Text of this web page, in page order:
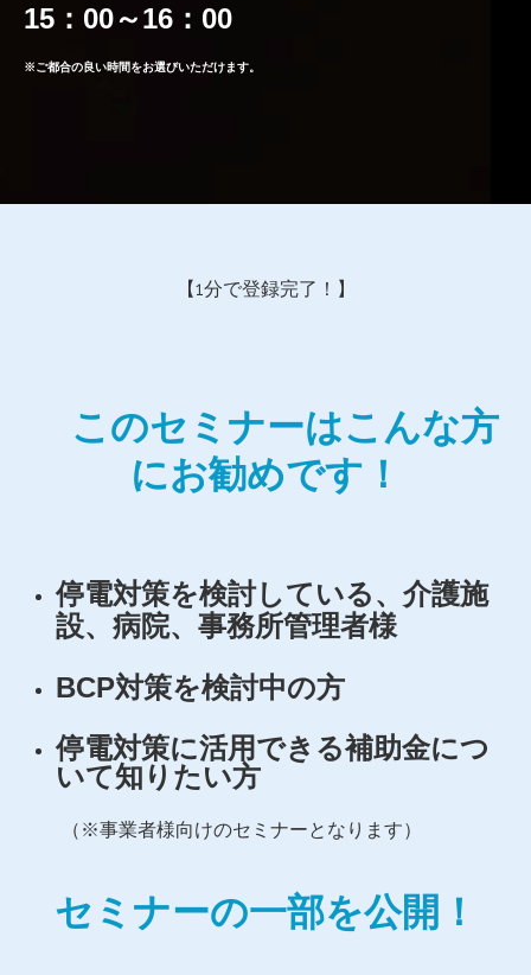
15：00～16：00
※ご都合の良い時間をお選びいただけます。
【1分で登録完了！】
このセミナーはこんな方
にお勧めです！
停電対策を検討している、介護施
設、病院、事務所管理者様
BCP対策を検討中の方
停電対策に活用できる補助金につ
いて知りたい方
（※事業者様向けのセミナーとなります）
セミナーの一部を公開！